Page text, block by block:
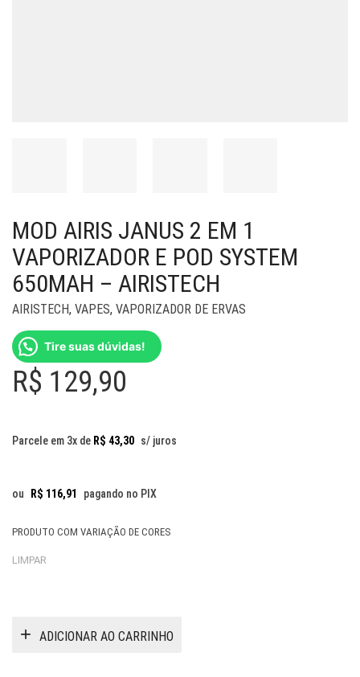
MOD AIRIS JANUS 2 EM 1
VAPORIZADOR E POD SYSTEM
650MAH – AIRISTECH
AIRISTECH, VAPES, VAPORIZADOR DE ERVAS
Tire suas dúvidas!
R$ 129,90
Parcele em 3x de R$ 43,30 s/ juros
ou R$ 116,91 pagando no PIX
PRODUTO COM VARIAÇÃO DE CORES
LIMPAR
ADICIONAR AO CARRINHO